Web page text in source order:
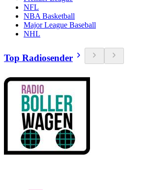
NFL
NBA Basketball
Major League Baseball
NHL
Top Radiosender